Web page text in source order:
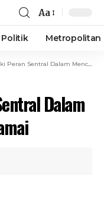
Aa
Politik Metropolitan
Sentral Dalam Menciptakan Pemilu Damai
Dalam